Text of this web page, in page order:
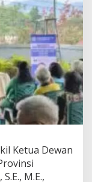
Ketua Dewan
M.E.,